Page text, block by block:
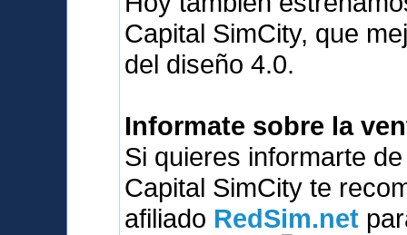
Capital SimCity, que
del diseño 4.0.
Informate sobre la
Si quieres informarte
Capital SimCity te
afiliado RedSim.net